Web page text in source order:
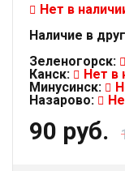
Нет в
Наличие в
Зеленогорск:
Канск:
Нет в
Минусинск:
Назарово:
90 руб.